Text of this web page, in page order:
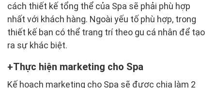
cách thiết kế tổng thể của Spa sẽ phải phù hợp
nhất với khách hàng. Ngoài yếu tố phù hợp, trong
thiết kế bạn có thể trang trí theo gu cá nhân để tạo
ra sự khác biệt.
Thực hiện marketing cho Spa
Kế hoạch marketing cho Spa sẽ được chia làm 2